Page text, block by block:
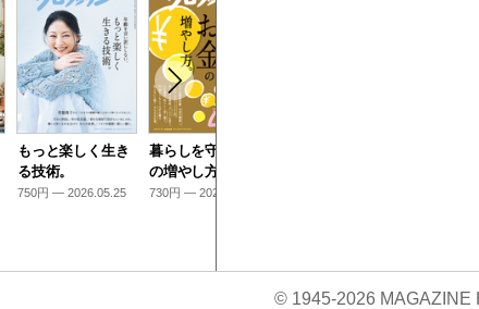
もっと楽しく生き
る技術。
750円 — 2026.05.25
暮らしを守るお金
の増やし方。
730円 — 2026.05.09
© 1945-2026 MAGAZINE